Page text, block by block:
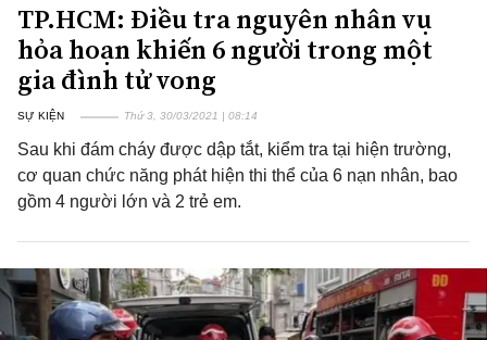
TP.HCM: Điều tra nguyên nhân vụ
hỏa hoạn khiến 6 người trong một
gia đình tử vong
SỰ KIỆN Thứ 3, 30/03/2021 | 08:14
Sau khi đám cháy được dập tắt, kiểm tra tại hiện trường,
cơ quan chức năng phát hiện thi thể của 6 nạn nhân, bao
gồm 4 người lớn và 2 trẻ em.